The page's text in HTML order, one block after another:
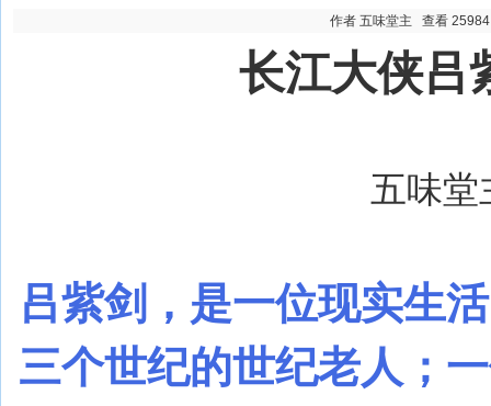
作者 五味堂主 查看
长江大侠吕
五味堂
吕紫剑，是一位现实生
三个世纪的世纪老人；